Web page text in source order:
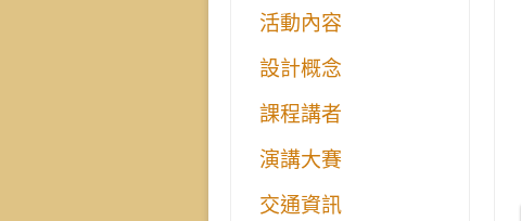
活動內容
設計概念
課程講者
演講大賽
交通資訊